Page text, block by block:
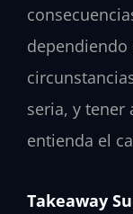
dependiendo
seria, y tener
entienda el
Takeaway